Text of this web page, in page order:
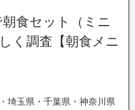
朝食セット（ミニ
く調査【朝食メニ
埼玉県・千葉県・神奈川県